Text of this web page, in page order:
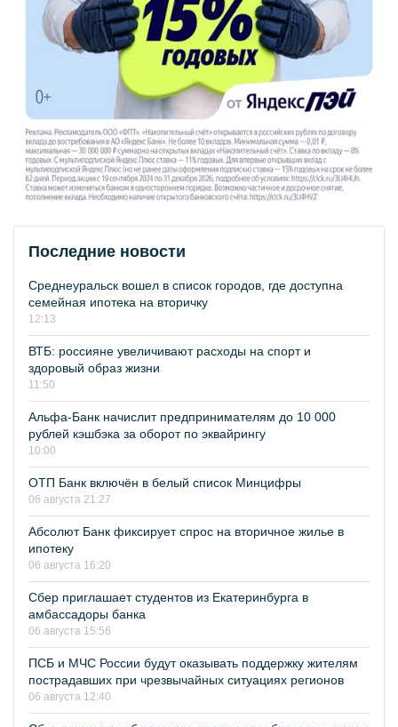
Последние новости
Среднеуральск вошел в список городов, где доступна
семейная ипотека на вторичку
12:13
ВТБ: россияне увеличивают расходы на спорт и
здоровый образ жизни
11:50
Альфа-Банк начислит предпринимателям до 10 000
рублей кэшбэка за оборот по эквайрингу
10:00
ОТП Банк включён в белый список Минцифры
06 августа 21:27
Абсолют Банк фиксирует спрос на вторичное жилье в
ипотеку
06 августа 16:20
Сбер приглашает студентов из Екатеринбурга в
амбассадоры банка
06 августа 15:56
ПСБ и МЧС России будут оказывать поддержку жителям
пострадавших при чрезвычайных ситуациях регионов
06 августа 12:40